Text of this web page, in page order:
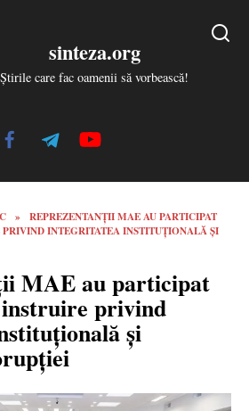
sinteza.org
Știrile care fac oamenii să vorbească!
»
REPREZENTANȚII MAE AU PARTICIPAT
INTEGRITATEA INSTITUȚIONALĂ ȘI
MAE au participat
privind
și